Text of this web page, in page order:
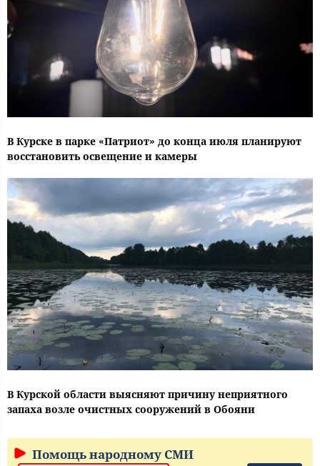
В Курске в парке «Патриот» до конца июля планируют
восстановить освещение и камеры
В Курской области выясняют причину неприятного
запаха возле очистных сооружений в Обояни
Помощь народному СМИ